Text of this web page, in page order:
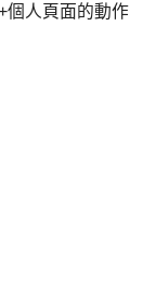
個人頁面的動作